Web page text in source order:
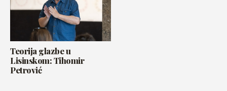
Teorija glazbe u
Lisinskom: Tihomir
Petrović